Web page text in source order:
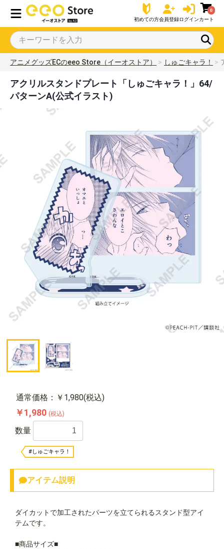
初めての方会員登録ログイン
0
カート
アニメグッズECのeeo Store（イーオストア） しゅごキャラ！
アクリルスタンドプレート「しゅごキャラ！」64/
パターンA(公式イラスト)
通常価格：￥1,980(税込)
￥1,980 (税込)
数量
#しゅごキャラ！
アイテム説明
ダイカットで加工されたパーツを立てられるスタンド型アイ
テムです。
■商品サイズ■